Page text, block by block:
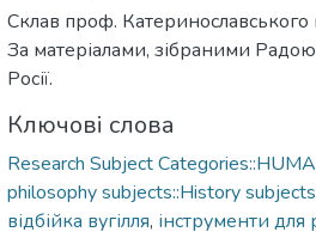
Склав проф. Катеринославського
За матеріалами, зібраними
Росії.
Ключові слова
Research Subject
philosophy subjects::History
відбійка вугілля, інструменти для